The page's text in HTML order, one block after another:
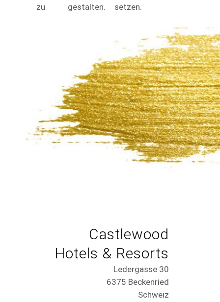
zu gestalten.
setzen.
Castlewood
Hotels & Resorts
Ledergasse 30
6375 Beckenried
Schweiz